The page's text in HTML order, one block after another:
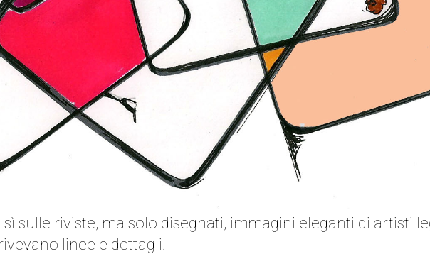
sulle riviste, ma solo disegnati, immagini eleganti di artisti
linee e dettagli.